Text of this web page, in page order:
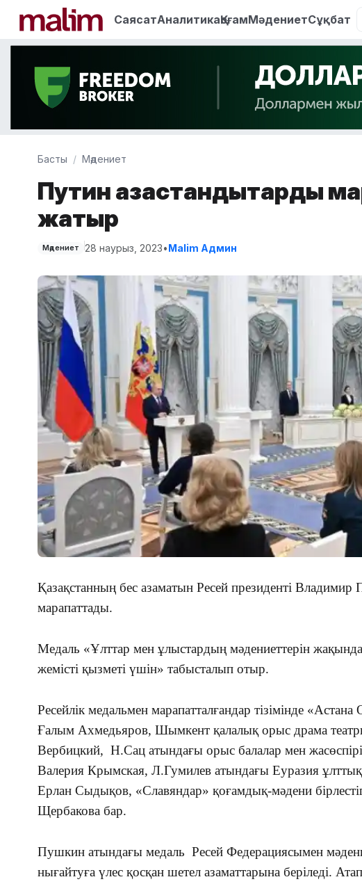
СаясатАналитикаҚоғамМәдениетСұқбат
Басты Мәдениет
Путин қазақстандықтарды
жатыр
Мәдениет 28 наурыз, 2023•Malim Админ
Қазақстанның бес азаматын Ресей президенті
марапаттады.
Медаль «Ұлттар мен ұлыстардың мәдениеттерін
жемісті қызметі үшін» табысталып отыр.
Ресейлік медальмен марапатталғандар тізімінде
Ғалым Ахмедьяров, Шымкент қалалық орыс драма
Вербицкий, Н.Сац атындағы орыс балалар мен
Валерия Крымская, Л.Гумилев атындағы Еуразия ұлттық
Ерлан Сыдықов, «Славяндар» қоғамдық-мәдени
Щербакова бар.
Пушкин атындағы медаль Ресей Федерациясымен
нығайтуға үлес қосқан шетел азаматтарына беріледі.